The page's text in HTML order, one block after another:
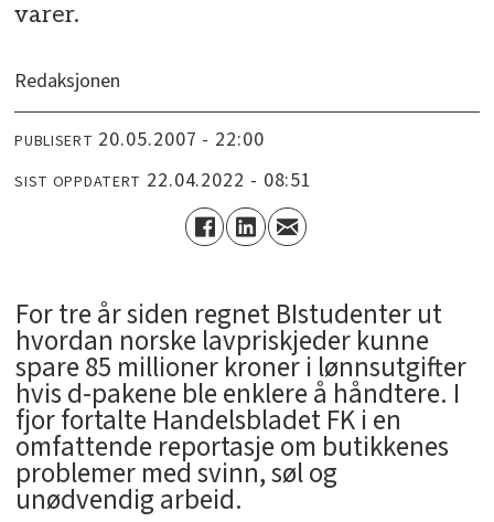
varer.
Redaksjonen
PUBLISERT 20.05.2007 - 22:00
SIST OPPDATERT 22.04.2022 - 08:51
For tre år siden regnet BIstudenter ut
hvordan norske lavpriskjeder kunne
spare 85 millioner kroner i lønnsutgifter
hvis d-pakene ble enklere å håndtere. I
fjor fortalte Handelsbladet FK i en
omfattende reportasje om butikkenes
problemer med svinn, søl og
unødvendig arbeid.